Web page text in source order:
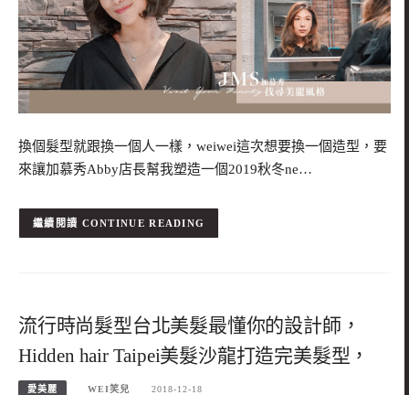
換個髮型就跟換一個人一樣，weiwei這次想要換一個造型，要
來讓加慕秀Abby店長幫我塑造一個2019秋冬ne…
CONTINUE READING
流行時尚髮型台北美髮最懂你的設計師，
Hidden hair Taipei美髮沙龍打造完美髮型，
愛美麗 WEI笑兒 2018-12-18